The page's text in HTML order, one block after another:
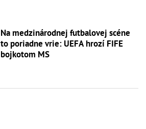
Na medzinárodnej futbalovej scéne
to poriadne vrie: UEFA hrozí FIFE
bojkotom MS